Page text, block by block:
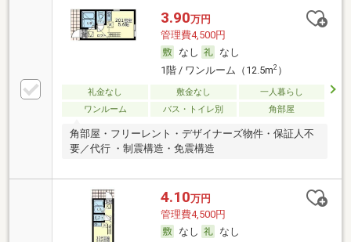
3.90万円
管理費4,500円
なし
なし
1階 / ワンルーム（12.5m2）
礼金なし 敷金なし
一人暮らし
ワンルーム
バス・トイレ別 角部屋
角部屋・フリーレント・デザイナーズ物件・保証人不
要／代行 ・制震構造・免震構造
4.10万円
管理費4,500円
なし
なし